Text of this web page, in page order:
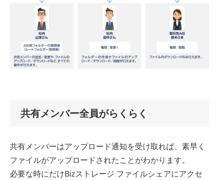
共有メンバー全員がらくらく
共有メンバーはアップロード通知を受け取れば、素早く
ファイルがアップロードされたことがわかります。
必要な時にだけBizストレージ ファイルシェアにアクセ